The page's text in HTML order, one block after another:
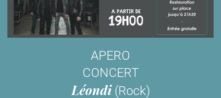
APERO
CONCERT
Léondi(Rock)